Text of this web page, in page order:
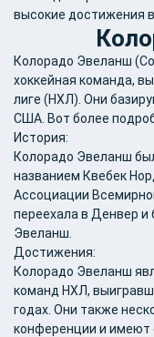
высокие достижения
Колорадо Эвеланш
хоккейная команда,
лиге (НХЛ). Они
США. Вот более
История:
Колорадо Эвеланш
названием Квебек
Ассоциации
переехала в Денвер
Эвеланш.
Достижения:
Колорадо Эвеланш
команд НХЛ,
годах. Они также
конференции и имеют